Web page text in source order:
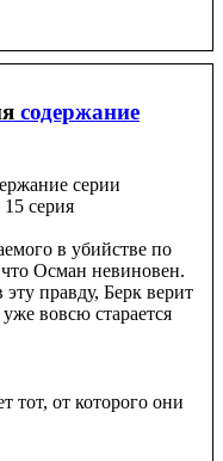
содержание
серия
в убийстве по
Осман невиновен.
правду, Берк верит
вовсю старается
от которого они